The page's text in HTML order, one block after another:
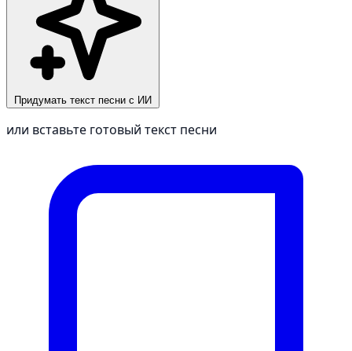
Придумать текст песни с ИИ
или вставьте готовый текст песни